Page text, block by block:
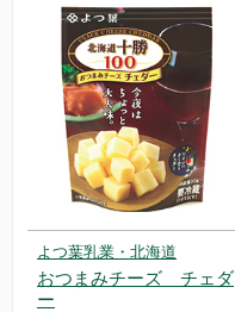
よつ葉乳業・北海道
おつまみチーズ チェダ
ー